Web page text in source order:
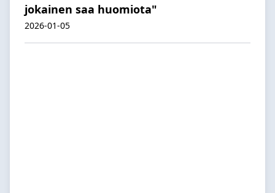
jokainen saa huomiota"
2026-01-05